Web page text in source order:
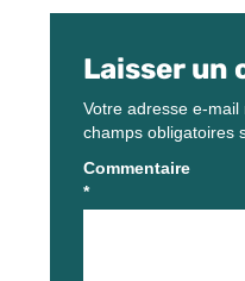
Laisser un
Votre adresse e-mail
champs obligatoires
Commentaire
*